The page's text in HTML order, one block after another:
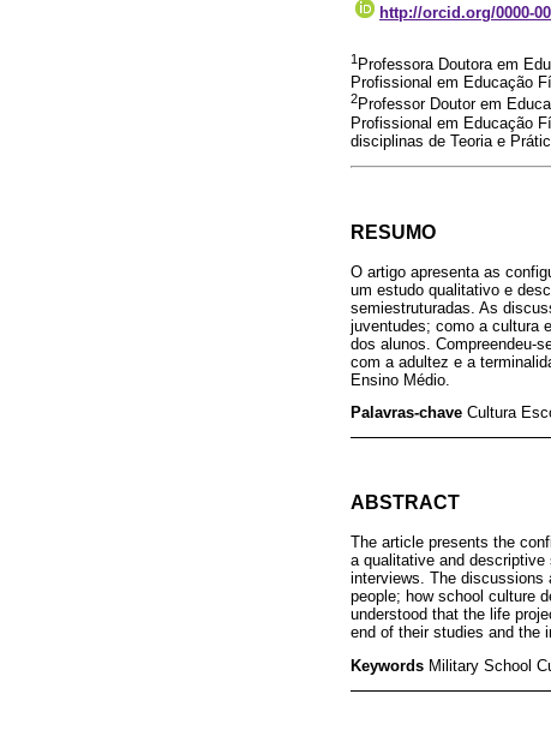
http://orcid.org/0000-
1 Professora Doutora em
Profissional em Educação
2Professor Doutor em
Profissional em Educação
disciplinas de Teoria e
RESUMO
O artigo apresenta as
um estudo qualitativo e
semiestruturadas. As
juventudes; como a cultura
dos alunos. Compreendeu-
com a adultez e a
Ensino Médio.
Palavras-chave Cultura
ABSTRACT
The article presents the
a qualitative and
interviews. The discussions
people; how school culture
understood that the life
end of their studies and the
Keywords Military School